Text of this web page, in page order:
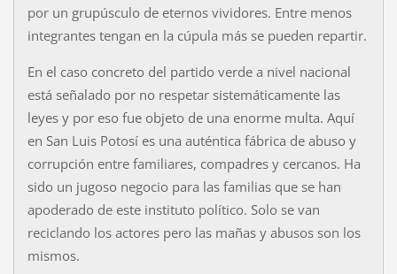
por un grupúsculo de eternos vividores. Entre menos
integrantes tengan en la cúpula más se pueden repartir.
En el caso concreto del partido verde a nivel nacional
está señalado por no respetar sistemáticamente las
leyes y por eso fue objeto de una enorme multa. Aquí
en San Luis Potosí es una auténtica fábrica de abuso y
corrupción entre familiares, compadres y cercanos. Ha
sido un jugoso negocio para las familias que se han
apoderado de este instituto político. Solo se van
reciclando los actores pero las mañas y abusos son los
mismos.